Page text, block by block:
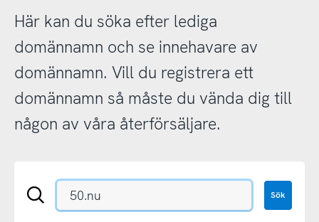
Här kan du söka efter lediga
domännamn och se innehavare av
domännamn. Vill du registrera ett
domännamn så måste du vända dig till
någon av våra återförsäljare.
Sök
Sök